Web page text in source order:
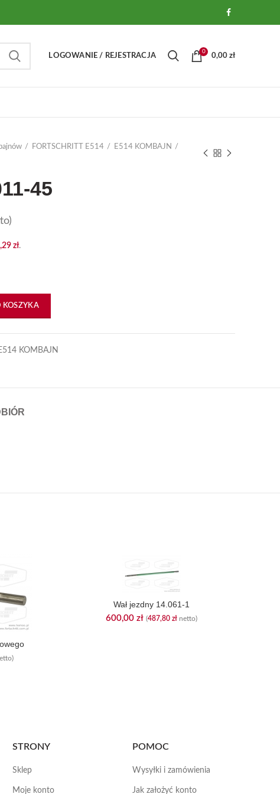
LOGOWANIE / REJESTRACJA
0
0,00 zł
FORTSCHRITT E514
E514 KOMBAJN
45
zł.
KOSZYKA
KOMBAJN
Wał jezdny 14.061-1
600,00 zł (487,80 zł netto)
STRONY
Sklep
Moje konto
POMOC
Wysyłki i zamówienia
Jak założyć konto